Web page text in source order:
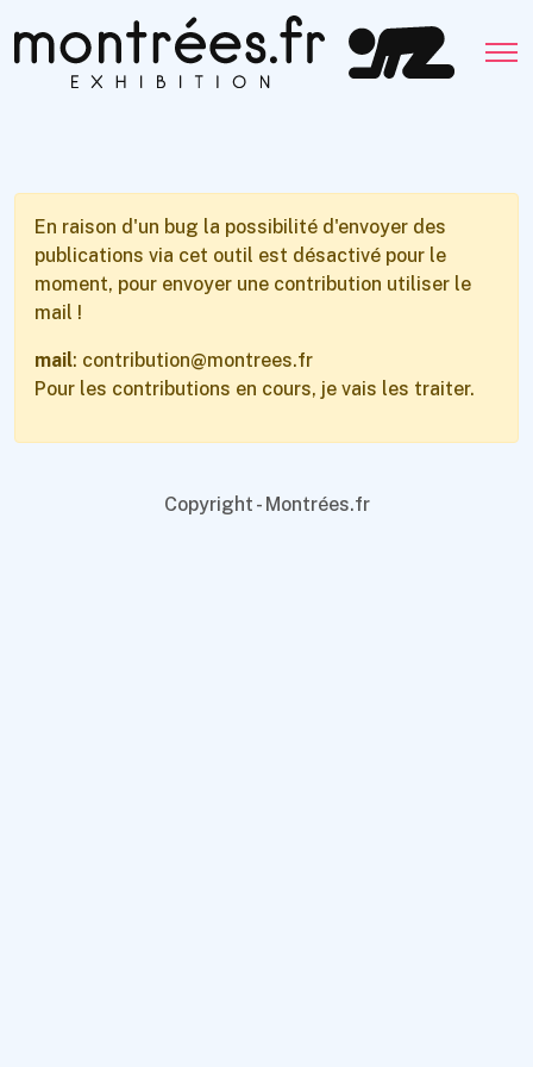
En raison d'un bug la possibilité d'envoyer des
publications via cet outil est désactivé pour le
moment, pour envoyer une contribution utiliser le
mail !
mail: contribution@montrees.fr
Pour les contributions en cours, je vais les traiter.
Copyright - Montrées.fr